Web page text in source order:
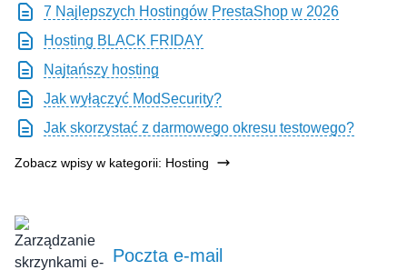
7 Najlepszych Hostingów PrestaShop w 2026
Hosting BLACK FRIDAY
Najtańszy hosting
Jak wyłączyć ModSecurity?
Jak skorzystać z darmowego okresu testowego?
Zobacz wpisy w kategorii: Hosting
Poczta e-mail